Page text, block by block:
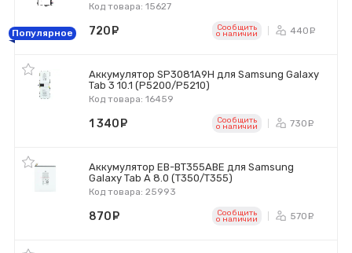
Код товара: 15627
Популярное 720 Сообщить
o наличии 440
Аккумулятор SP3081A9H для Samsung Galaxy
Tab 3 10.1 (P5200/P5210)
Код товара: 16459
1 340 Сообщить
o наличии 730
Аккумулятор EB-BT355ABE для Samsung
Galaxy Tab A 8.0 (T350/T355)
Код товара: 25993
870 Сообщить
o наличии 570